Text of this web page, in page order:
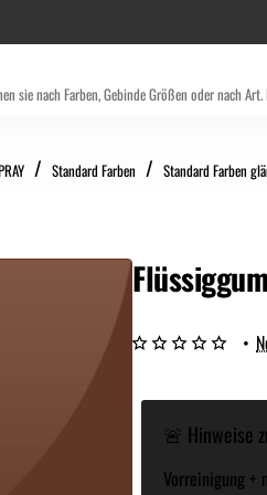
Standard Farben Standard Farben
🚨 Hinweise
Vorreinigung
•